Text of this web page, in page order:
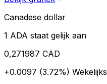
Canadese dollar
1 ADA staat gelijk aan
0,271987 CAD
+0.0097 (3.72%) Wekelijks